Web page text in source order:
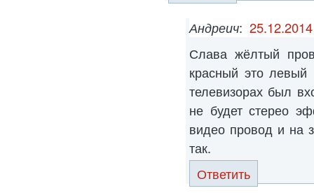
Андреич:
Слава жёлтый
красный это
телевизорах был
не будет стерео
видео провод и на
так.
Ответить